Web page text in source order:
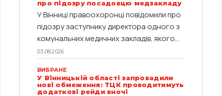
про підозру посадовцю медзакладу
У Вінниці правоохоронці повідомили про
підозру заступнику директора одного з
комунальних медичних закладів, якого...
03.08.2026
ВИБРАНЕ
У Вінницькій області запровадили
нові обмеження: ТЦК проводитимуть
додаткові рейди вночі